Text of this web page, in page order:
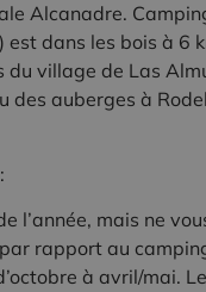
Alcanadre.
dans les bois à 6
du village de Las
des auberges à
l’année, mais ne
rapport au
à avril/mai.